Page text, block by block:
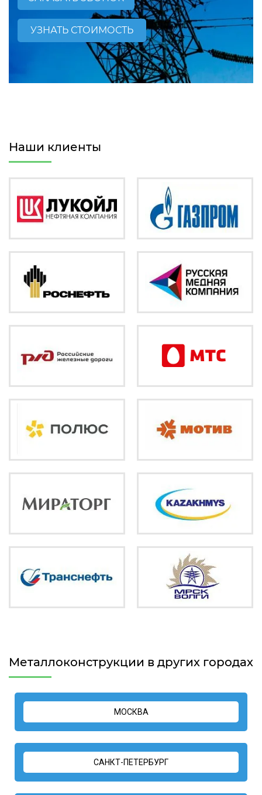
УЗНАТЬ СТОИМОСТЬ
Наши клиенты
Металлоконструкции в других городах
МОСКВА
САНКТ-ПЕТЕРБУРГ